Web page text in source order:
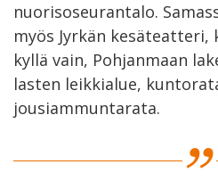
nuorisoseurantalo.
myös Jyrkän kesäteatteri,
kyllä vain, Pohjanmaan
lasten leikkialue,
jousiammuntarata.